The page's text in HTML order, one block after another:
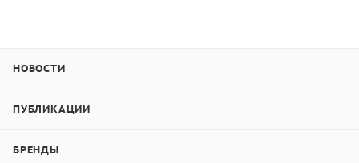
НОВОСТИ
ПУБЛИКАЦИИ
БРЕНДЫ